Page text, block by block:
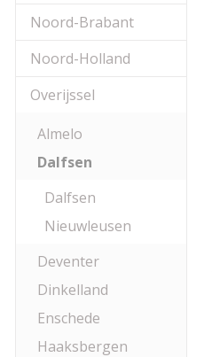
Noord-Brabant
Noord-Holland
Overijssel
Almelo
Dalfsen
Dalfsen
Nieuwleusen
Deventer
Dinkelland
Enschede
Haaksbergen